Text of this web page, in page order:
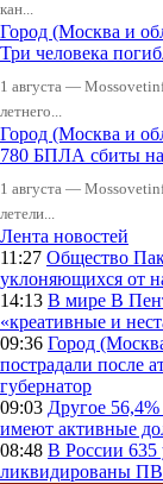
кан...
Город (Москва и
Три человека
1 августа —
летнего...
Город (Москва и
780 БПЛА сбиты
1 августа —
летели...
Лента новостей
11:27 Общество
уклоняющихся от
14:13 В мире В
«креативные и
09:36 Город
пострадали после
губернатор
09:03 Другое
имеют активные
08:48 В России 635
ликвидированы